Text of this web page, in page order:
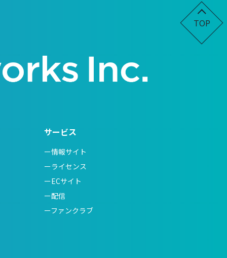
TOP
サービス
ー情報サイト
ーライセンス
ーECサイト
ー配信
ーファンクラブ